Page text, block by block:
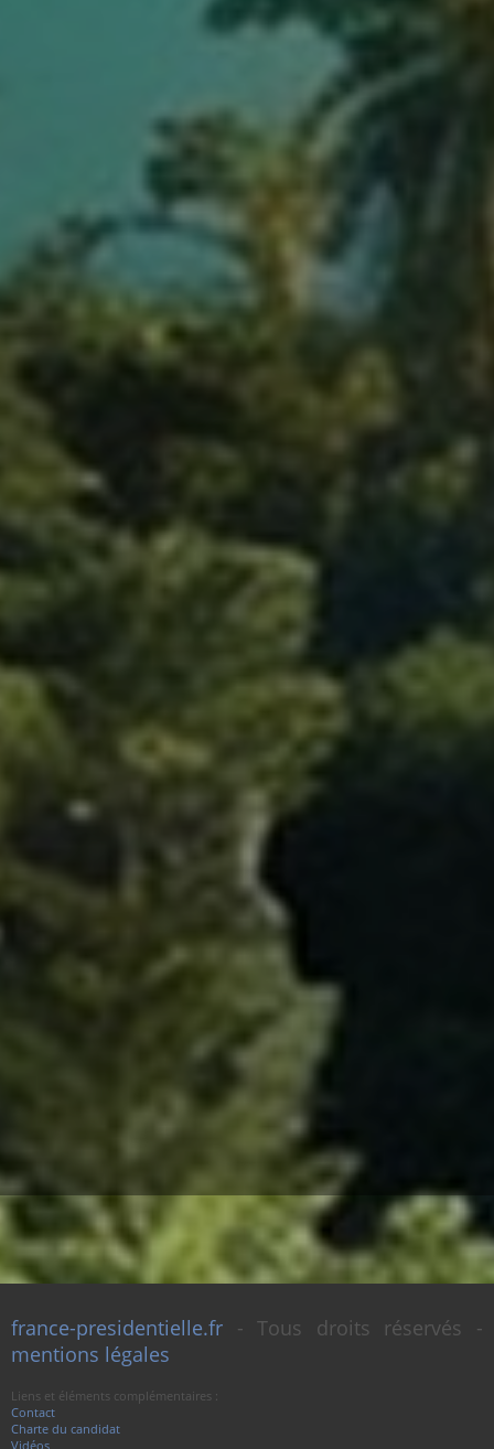
france-presidentielle.fr - Tous droits réservés -
mentions légales
Liens et éléments complémentaires :
Contact
Charte du candidat
Vidéos